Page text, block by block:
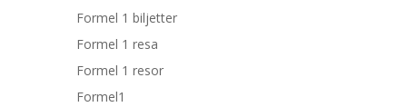
Formel 1 biljetter
Formel 1 resa
Formel 1 resor
Formel1